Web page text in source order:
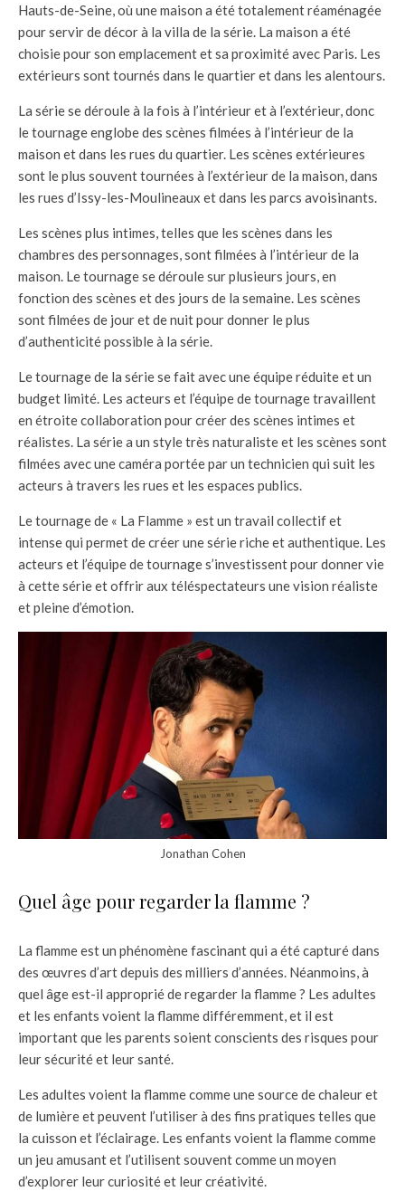
Hauts-de-Seine, où une maison a été totalement réaménagée
pour servir de décor à la villa de la série. La maison a été
choisie pour son emplacement et sa proximité avec Paris. Les
extérieurs sont tournés dans le quartier et dans les alentours.
La série se déroule à la fois à l’intérieur et à l’extérieur, donc
le tournage englobe des scènes filmées à l’intérieur de la
maison et dans les rues du quartier. Les scènes extérieures
sont le plus souvent tournées à l’extérieur de la maison, dans
les rues d’Issy-les-Moulineaux et dans les parcs avoisinants.
Les scènes plus intimes, telles que les scènes dans les
chambres des personnages, sont filmées à l’intérieur de la
maison. Le tournage se déroule sur plusieurs jours, en
fonction des scènes et des jours de la semaine. Les scènes
sont filmées de jour et de nuit pour donner le plus
d’authenticité possible à la série.
Le tournage de la série se fait avec une équipe réduite et un
budget limité. Les acteurs et l’équipe de tournage travaillent
en étroite collaboration pour créer des scènes intimes et
réalistes. La série a un style très naturaliste et les scènes sont
filmées avec une caméra portée par un technicien qui suit les
acteurs à travers les rues et les espaces publics.
Le tournage de « La Flamme » est un travail collectif et
intense qui permet de créer une série riche et authentique. Les
acteurs et l’équipe de tournage s’investissent pour donner vie
à cette série et offrir aux téléspectateurs une vision réaliste
et pleine d’émotion.
Jonathan Cohen
Quel âge pour regarder la flamme ?
La flamme est un phénomène fascinant qui a été capturé dans
des œuvres d’art depuis des milliers d’années. Néanmoins, à
quel âge est-il approprié de regarder la flamme ? Les adultes
et les enfants voient la flamme différemment, et il est
important que les parents soient conscients des risques pour
leur sécurité et leur santé.
Les adultes voient la flamme comme une source de chaleur et
de lumière et peuvent l’utiliser à des fins pratiques telles que
la cuisson et l’éclairage. Les enfants voient la flamme comme
un jeu amusant et l’utilisent souvent comme un moyen
d’explorer leur curiosité et leur créativité.